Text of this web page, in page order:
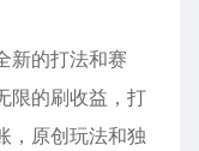
新的打法和赛
限的刷收益，打
，原创玩法和独